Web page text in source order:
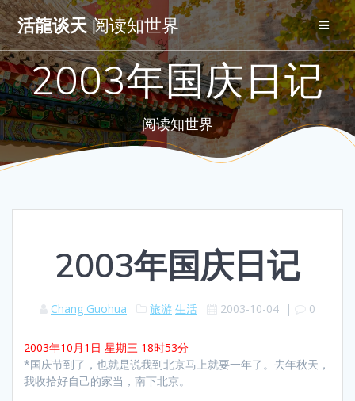
Skip
to
content
活龍谈天阅读知世界
2003年国庆日记
阅读知世界
2003年国庆日记
Chang Guohua 旅游 生活 2003-10-04 | 0
2003年10月1日 星期三 18时53分
*国庆节到了，也就是说我到北京马上就要一年了。去年秋天，
我收拾好自己的家当，南下北京。